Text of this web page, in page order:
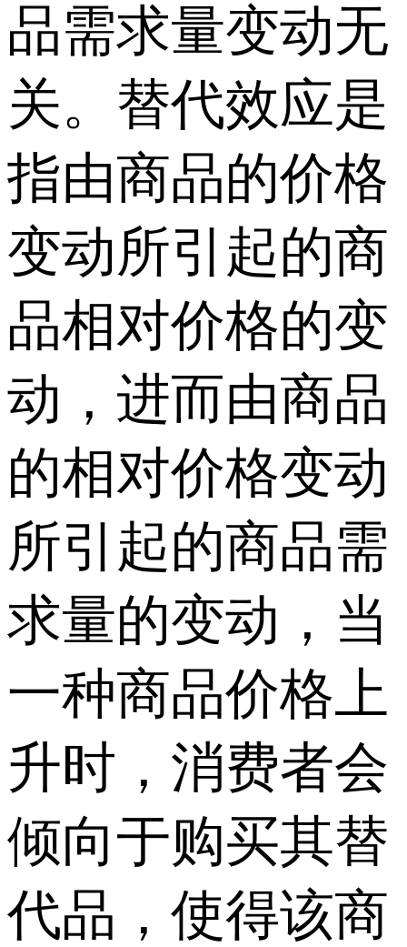
品需求量变动无
关。替代效应是
指由商品的价格
变动所引起的商
品相对价格的变
动，进而由商品
的相对价格变动
所引起的商品需
求量的变动，当
一种商品价格上
升时，消费者会
倾向于购买其替
代品，使得该商